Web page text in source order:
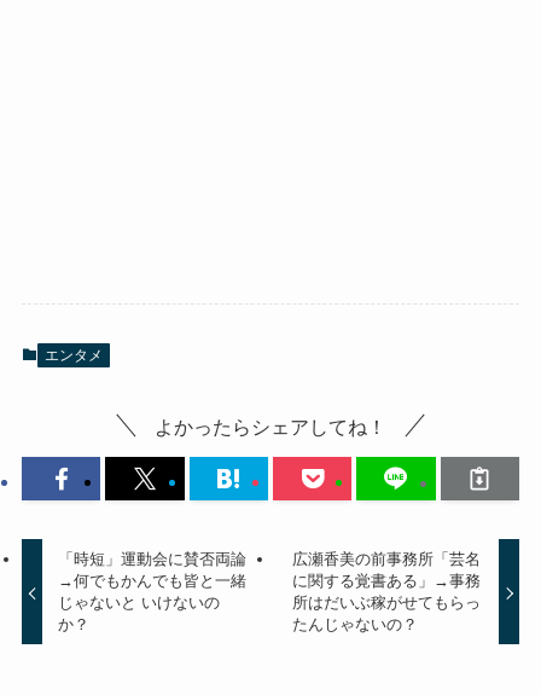
エンタメ
よかったらシェアしてね！
「時短」運動会に賛否両論
→何でもかんでも皆と一緒
じゃないと いけないの
か？
広瀬香美の前事務所「芸名
に関する覚書ある」→事務
所はだいぶ稼がせてもらっ
たんじゃないの？